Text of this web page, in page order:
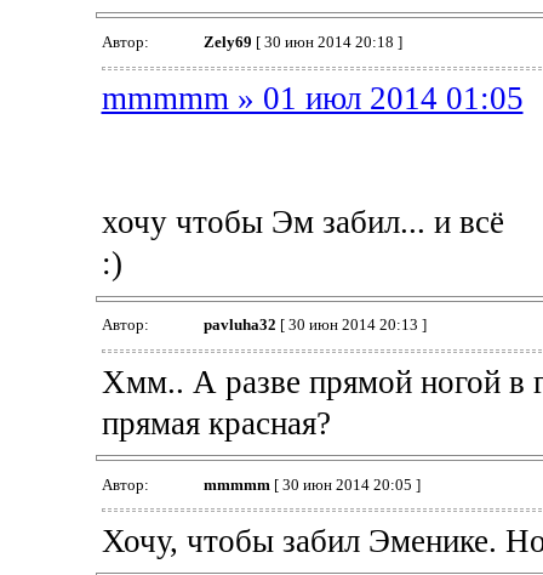
Автор: Zely69 [ 30 июн 2014 20:18 ]
mmmmm » 01 июл 2014 01:05
хочу чтобы Эм забил... и всё
:)
Автор: pavluha32 [ 30 июн 2014 20:13 ]
Хмм.. А разве прямой ногой в
прямая красная?
Автор: mmmmm [ 30 июн 2014 20:05 ]
Хочу, чтобы забил Эменике.